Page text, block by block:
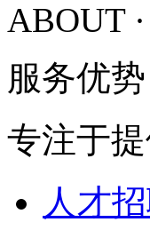
ABOUT ·
服务优势
专注于
人才